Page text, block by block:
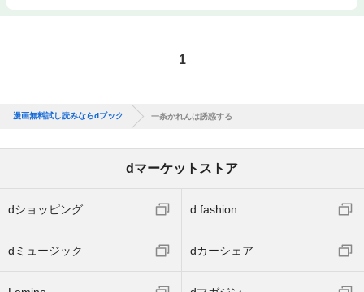
1
漫画無料試し読みならdブック 一条かれんは誘惑する
dマーケットストア
dショッピング d fashion
dミュージック dカーシェア